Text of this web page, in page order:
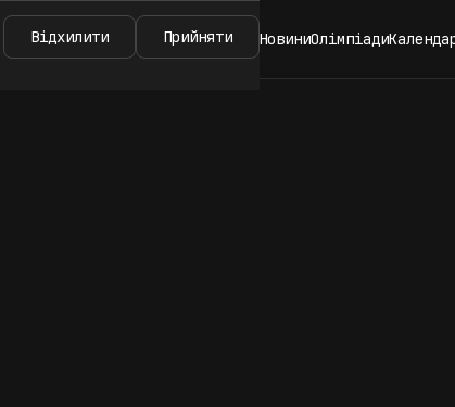
НовиниОлімпіади
Відхилити Прийняти